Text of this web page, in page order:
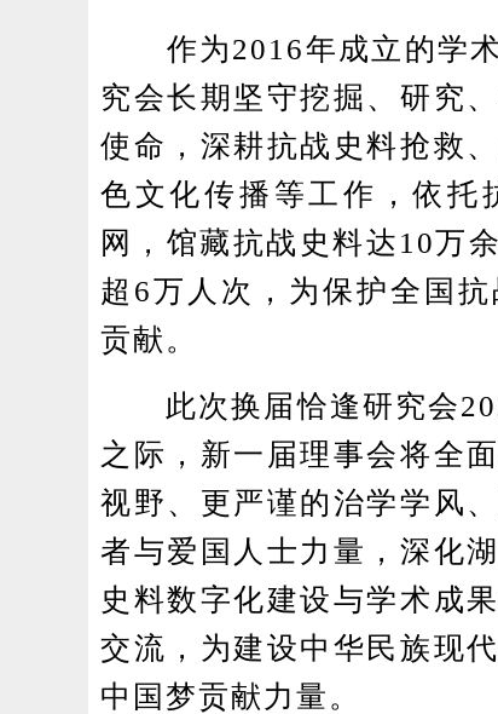
作为2016年成立的学术
究会长期坚守挖掘、研究
使命，深耕抗战史料抢救
色文化传播等工作，依托
网，馆藏抗战史料达10万
超6万人次，为保护全国
贡献。
此次换届恰逢研究会
之际，新一届理事会将全
视野、更严谨的治学学风
者与爱国人士力量，深化
史料数字化建设与学术成
交流，为建设中华民族现
中国梦贡献力量。